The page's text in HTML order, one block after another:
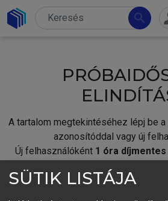
search
A tartalom megtekintéséhez lépj be
azonosítóddal vagy új
Új felhasználóként 1 óra
SÜTIK LISTÁJA